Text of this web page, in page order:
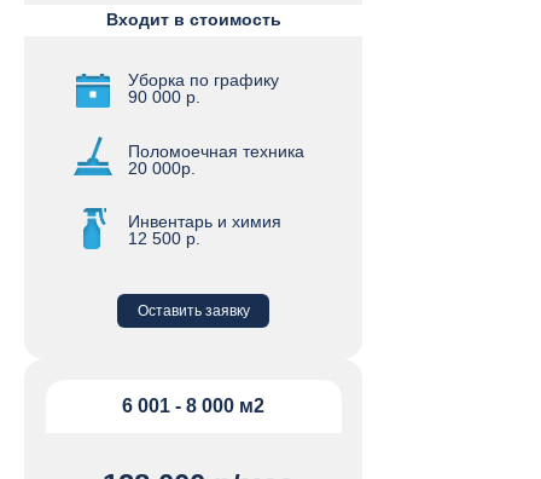
Входит в стоимость
Уборка по графику
90 000 р.
Поломоечная техника
20 000р.
Инвентарь и химия
12 500 р.
Оставить заявку
6 001 - 8 000 м2